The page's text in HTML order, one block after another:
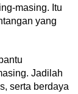
masing. Itu
yang
Jadilah
serta berdaya